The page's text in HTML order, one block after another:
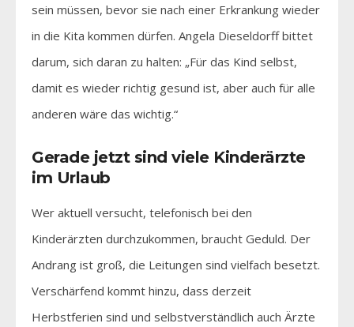
sein müssen, bevor sie nach einer Erkrankung wieder
in die Kita kommen dürfen. Angela Dieseldorff bittet
darum, sich daran zu halten: „Für das Kind selbst,
damit es wieder richtig gesund ist, aber auch für alle
anderen wäre das wichtig.“
Gerade jetzt sind viele Kinderärzte
im Urlaub
Wer aktuell versucht, telefonisch bei den
Kinderärzten durchzukommen, braucht Geduld. Der
Andrang ist groß, die Leitungen sind vielfach besetzt.
Verschärfend kommt hinzu, dass derzeit
Herbstferien sind und selbstverständlich auch Ärzte